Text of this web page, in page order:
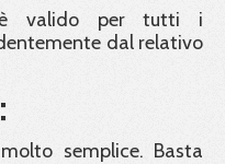
è valido per tutti i
dal relativo
semplice. Basta